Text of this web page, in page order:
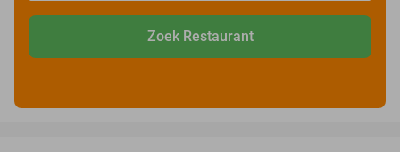
Zoek Restaurant